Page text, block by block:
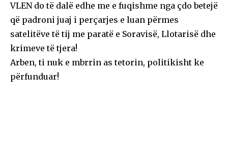
VLEN do të dalë edhe me e fuqishme nga çdo betejë
që padroni juaj i perçarjes e luan përmes
satelitëve të tij me paratë e Soravisë, Llotarisë dhe
krimeve të tjera!
Arben, ti nuk e mbrrin as tetorin, politikisht ke
përfunduar!